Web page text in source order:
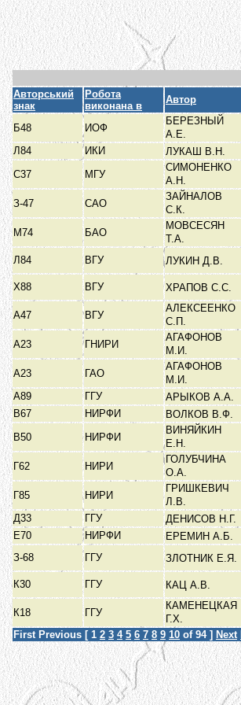
Авторський
знак
Робота
виконана в
Автор
Б48
ИОФ
БЕРЕЗНЫЙ
А.Е.
Л84
ИКИ ЛУКАШ В.Н.
С37
МГУ
СИМОНЕНКО
А.Н.
З-47 САО
ЗАЙНАЛОВ
С.К.
М74 БАО
МОВСЕСЯН
Т.А.
Л84 ВГУ ЛУКИН Д.В.
Х88 ВГУ ХРАПОВ С.С.
А47 ВГУ
АЛЕКСЕЕНКО
С.П.
А23 ГНИРИ
АГАФОНОВ
М.И.
А23 ГАО
АГАФОНОВ
М.И.
А89
ГГУ АРЫКОВ А.А.
В67
НИРФИ ВОЛКОВ В.Ф.
В50
НИРФИ
ВИНЯЙКИН
Е.Н.
Г62 НИРИ
ГОЛУБЧИНА
О.А.
Г85 НИРИ
ГРИШКЕВИЧ
Л.В.
Д33
ГГУ ДЕНИСОВ Н.Г.
Е70
НИРФИ ЕРЕМИН А.Б.
З-68
ГГУ ЗЛОТНИК Е.Я.
К30 ГГУ КАЦ А.В.
К18 ГГУ
КАМЕНЕЦКАЯ
Г.Х.
First Previous [ 1 2 3 4 5 6 7 8 9 10 of 94 ] Next